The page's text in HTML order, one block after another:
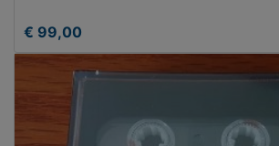
€ 99,00